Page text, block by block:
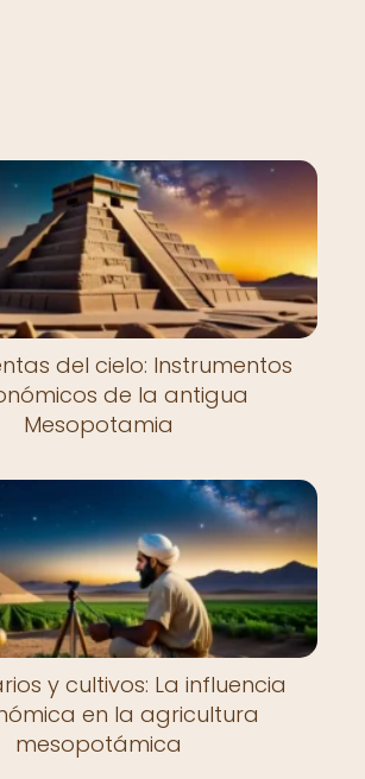
del cielo: Instrumentos
de la antigua
Mesopotamia
y cultivos: La influencia
en la agricultura
mesopotámica